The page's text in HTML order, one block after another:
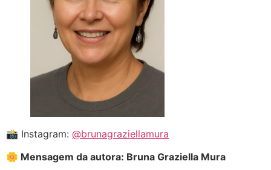
📸 Instagram: @brunagraziellamura
🌼 Mensagem da autora: Bruna Graziella Mura